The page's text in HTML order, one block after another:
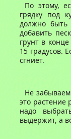
По этому,
грядку под
должно
добавить
грунт в
15 градусов.
сгниет.
Не
это растение
надо
выдержит, а